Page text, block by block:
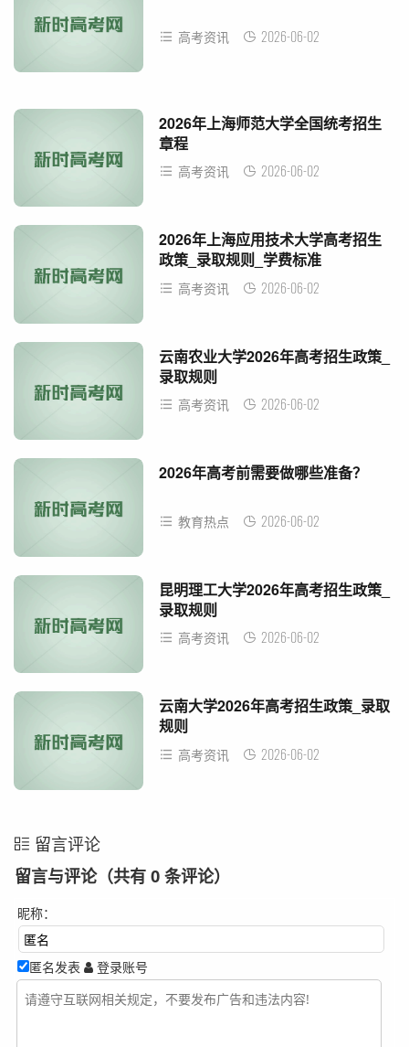
高考资讯 2026-06-02
2026年上海师范大学全国统考招生
章程
高考资讯 2026-06-02
2026年上海应用技术大学高考招生
政策_录取规则_学费标准
高考资讯 2026-06-02
云南农业大学2026年高考招生政策_
录取规则
高考资讯 2026-06-02
2026年高考前需要做哪些准备？
教育热点 2026-06-02
昆明理工大学2026年高考招生政策_
录取规则
高考资讯 2026-06-02
云南大学2026年高考招生政策_录取
规则
高考资讯 2026-06-02
留言评论
留言与评论（共有 0 条评论）
昵称：
匿名发表 登录账号